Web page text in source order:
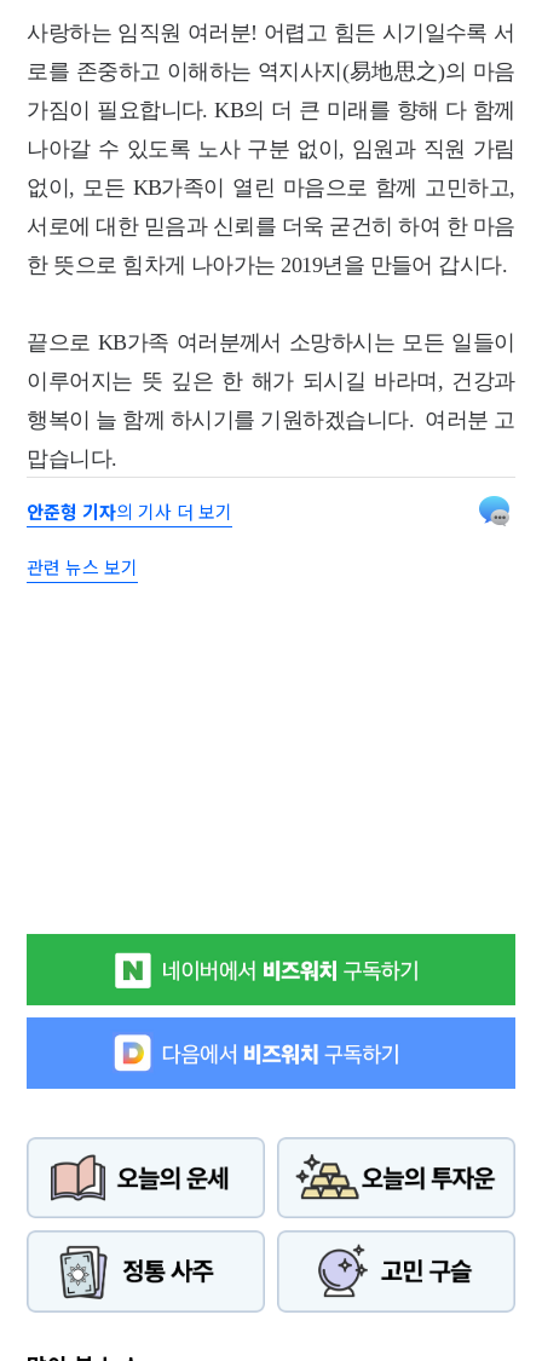
사랑하는 임직원 여러분! 어렵고 힘든 시기일수록 서
로를 존중하고 이해하는 역지사지(易地思之)의 마음
가짐이 필요합니다. KB의 더 큰 미래를 향해 다 함께
나아갈 수 있도록 노사 구분 없이, 임원과 직원 가림
없이, 모든 KB가족이 열린 마음으로 함께 고민하고,
서로에 대한 믿음과 신뢰를 더욱 굳건히 하여 한 마음
한 뜻으로 힘차게 나아가는 2019년을 만들어 갑시다.
끝으로 KB가족 여러분께서 소망하시는 모든 일들이
이루어지는 뜻 깊은 한 해가 되시길 바라며, 건강과
행복이 늘 함께 하시기를 기원하겠습니다. 여러분 고
맙습니다.
안준형 기자의 기사 더 보기
관련 뉴스 보기